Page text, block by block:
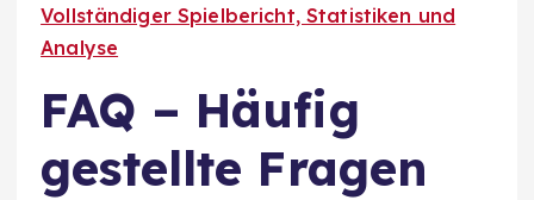
Vollständiger Spielbericht, Statistiken und
Analyse
FAQ – Häufig
gestellte Fragen